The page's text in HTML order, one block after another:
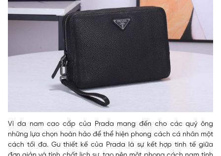
Ví da nam cao cấp của Prada mang đến cho các quý ông
những lựa chọn hoàn hảo để thể hiện phong cách cá nhân một
cách tối đa. Gu thiết kế của Prada là sự kết hợp tinh tế giữa